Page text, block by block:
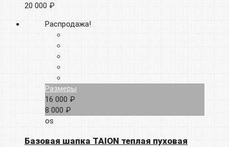
20 000 ₽
Распродажа!
Размеры
16 000 ₽
8 000 ₽
os
Базовая шапка TAION теплая пуховая